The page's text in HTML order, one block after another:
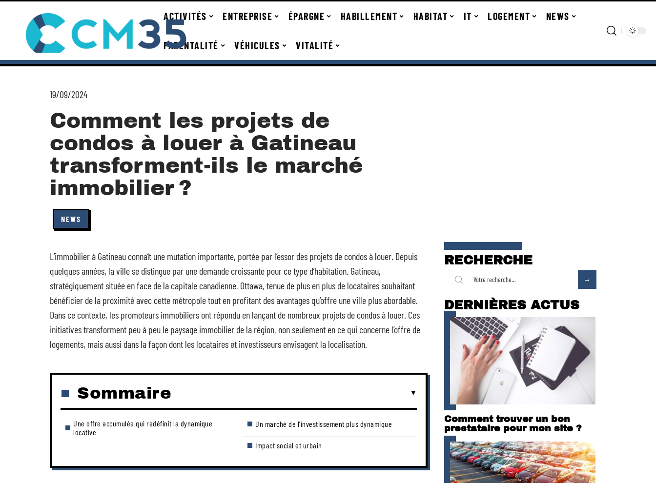
ACTIVITÉS ENTREPRISE ÉPARGNE HABILLEMENT HABITAT IT LOGEMENT NEWS
PARENTALITÉ VÉHICULES VITALITÉ
19/09/2024
Comment les projets de
condos à louer à Gatineau
transforment-ils le marché
immobilier ?
NEWS
L’immobilier à Gatineau connaît une mutation importante, portée par l’essor des projets de condos à louer. Depuis
quelques années, la ville se distingue par une demande croissante pour ce type d’habitation. Gatineau,
stratégiquement située en face de la capitale canadienne, Ottawa, tenue de plus en plus de locataires souhaitant
bénéficier de la proximité avec cette métropole tout en profitant des avantages qu’offre une ville plus abordable.
Dans ce contexte, les promoteurs immobiliers ont répondu en lançant de nombreux projets de condos à louer. Ces
initiatives transforment peu à peu le paysage immobilier de la région, non seulement en ce qui concerne l’offre de
logements, mais aussi dans la façon dont les locataires et investisseurs envisagent la localisation.
Sommaire
Une offre accumulée qui redéfinit la dynamique
locative
Un marché de l’investissement plus dynamique
Impact social et urbain
RECHERCHE
DERNIÈRES ACTUS
Comment trouver un bon
prestataire pour mon site ?